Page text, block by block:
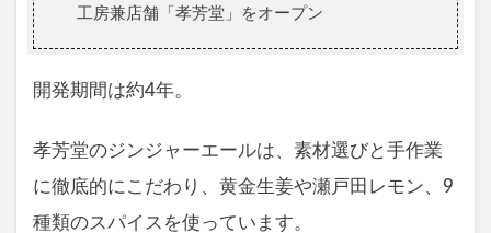
工房兼店舗「孝芳堂」をオープン
開発期間は約4年。
孝芳堂のジンジャーエールは、素材選びと手作業
に徹底的にこだわり、黄金生姜や瀬戸田レモン、9
種類のスパイスを使っています。